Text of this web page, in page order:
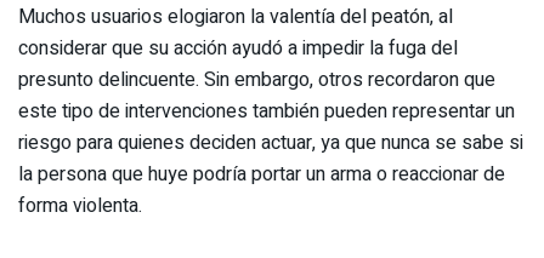
Muchos usuarios elogiaron la valentía del peatón, al
considerar que su acción ayudó a impedir la fuga del
presunto delincuente. Sin embargo, otros recordaron que
este tipo de intervenciones también pueden representar un
riesgo para quienes deciden actuar, ya que nunca se sabe si
la persona que huye podría portar un arma o reaccionar de
forma violenta.